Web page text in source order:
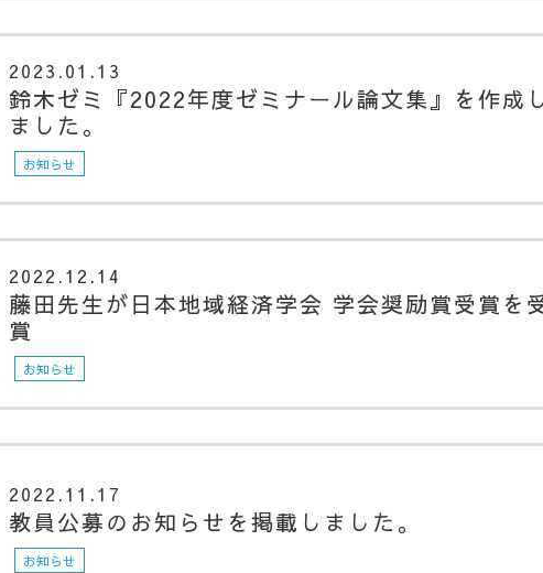
2023.01.13
鈴木ゼミ『2022年度ゼミナール論文集』を作成
ました。
お知らせ
2022.12.14
藤田先生が日本地域経済学会 学会奨励賞受賞を
賞
お知らせ
2022.11.17
教員公募のお知らせを掲載しました。
お知らせ